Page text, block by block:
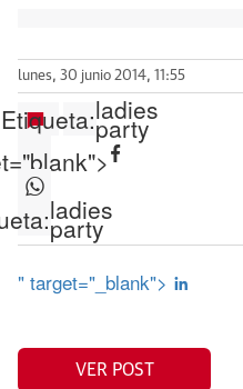
lunes, 30 junio 2014, 11:55
Etiqueta:ladies
party
ladies
party
" target="_blank">
VER POST